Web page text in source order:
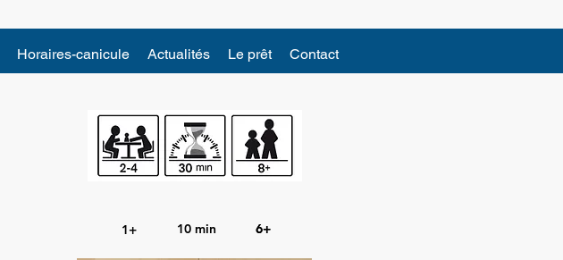
Horaires-canicule Actualités Le prêt Contact
1+ 10 min 6+
6+